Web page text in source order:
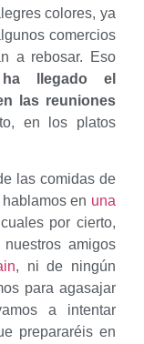
colores, ya
comercios
a rebosar. Eso
ha llegado el
las reuniones
en los platos
las comidas de
en una
por cierto,
amigos
, ni de ningún
para agasajar
a intentar
prepararéis en